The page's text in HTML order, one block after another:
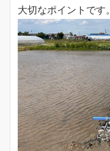
大切なポイントです。